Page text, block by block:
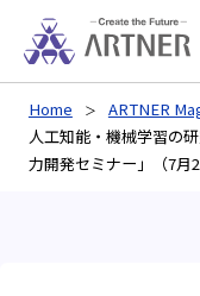
Home ARTNER
人工知能・機械学習の
力開発セミナー」（7月